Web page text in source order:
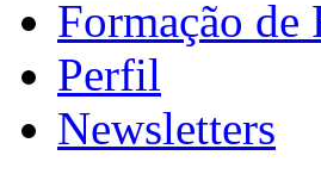
Formação de
Perfil
Newsletters